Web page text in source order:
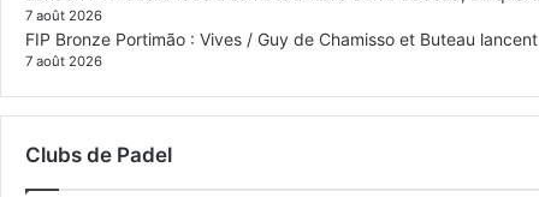
7 août 2026
FIP Bronze Portimão : Vives / Guy de Chamisso et Buteau
7 août 2026
Clubs de Padel